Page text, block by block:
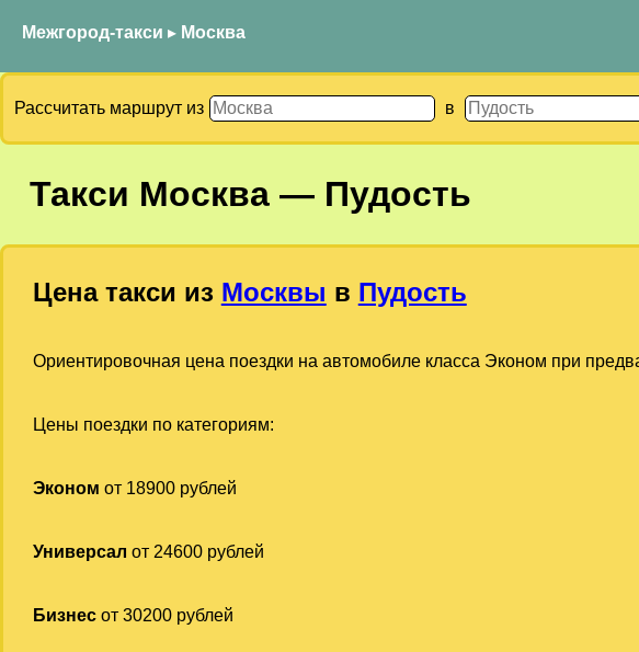
Межгород-такси ▸ Москва
Рассчитать маршрут из в
Такси Москва— Пудость
Цена такси из Москвы в Пудость
Ориентировочная цена поездки на автомобиле класса Эконом при
Цены поездки по категориям:
Эконом от 18900 рублей
Универсал от 24600 рублей
Бизнесот 30200 рублей